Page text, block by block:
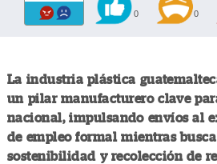
0 0
La industria plástica
un pilar manufacturero clave
nacional, impulsando envíos al
de empleo formal mientras
sostenibilidad y recolección de